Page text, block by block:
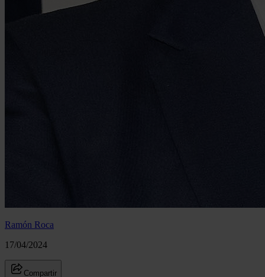
Ramón Roca
17/04/2024
Compartir